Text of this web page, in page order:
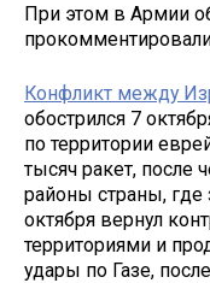
При этом в Армии
Конфликт между
обострился 7
по территории
тысяч ракет, после
районы страны,
октября вернул
территориями и
удары по Газе,